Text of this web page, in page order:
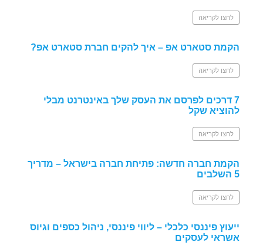
לחצו לקריאה
הקמת סטארט אפ – איך להקים חברת סטארט אפ?
לחצו לקריאה
7 דרכים לפרסם את העסק שלך באינטרנט מבלי
להוציא שקל
לחצו לקריאה
הקמת חברה חדשה: פתיחת חברה בישראל – מדריך
5 השלבים
לחצו לקריאה
ייעוץ פיננסי כלכלי – ליווי פיננסי, ניהול כספים וגיוס
אשראי לעסקים